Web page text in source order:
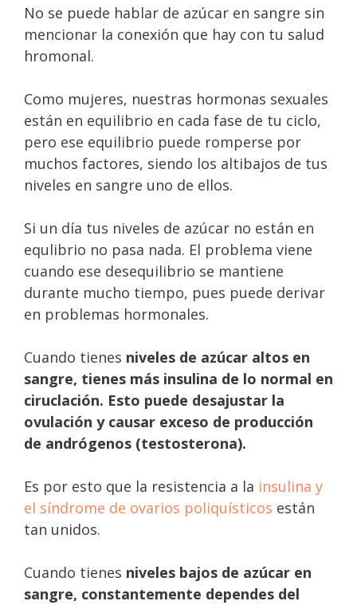
No se puede hablar de azúcar en sangre sin
mencionar la conexión que hay con tu salud
hromonal.
Como mujeres, nuestras hormonas sexuales
están en equilibrio en cada fase de tu ciclo,
pero ese equilibrio puede romperse por
muchos factores, siendo los altibajos de tus
niveles en sangre uno de ellos.
Si un día tus niveles de azúcar no están en
equlibrio no pasa nada. El problema viene
cuando ese desequilibrio se mantiene
durante mucho tiempo, pues puede derivar
en problemas hormonales.
Cuando tienes niveles de azúcar altos en
sangre, tienes más insulina de lo normal en
ciruclación. Esto puede desajustar la
ovulación y causar exceso de producción
de andrógenos (testosterona).
Es por esto que la resistencia a la insulina y
el síndrome de ovarios poliquísticos están
tan unidos.
Cuando tienes niveles bajos de azúcar en
sangre, constantemente dependes del